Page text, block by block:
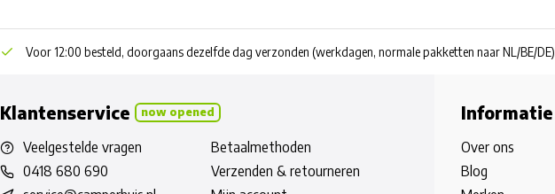
Voor 12:00 besteld, doorgaans dezelfde dag verzonden (werkdagen, normale pakketten naar NL/BE/DE)
Klantenservice now opened
Veelgestelde vragen
0418 680 690
Betaalmethoden
Verzenden & retourneren
Informatie
Over ons
Blog